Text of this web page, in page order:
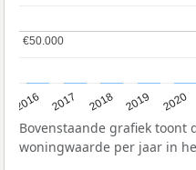
2016 2017 2018 2019 2020
€50.000
€50.000
Bovenstaande grafiek toont
woningwaarde per jaar in